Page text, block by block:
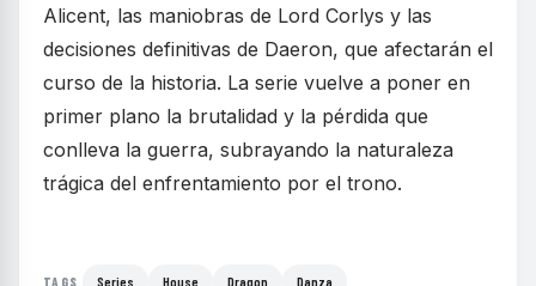
Alicent, las maniobras de Lord Corlys y las
decisiones definitivas de Daeron, que afectarán el
curso de la historia. La serie vuelve a poner en
primer plano la brutalidad y la pérdida que
conlleva la guerra, subrayando la naturaleza
trágica del enfrentamiento por el trono.
TAGS Series House Dragon Danza